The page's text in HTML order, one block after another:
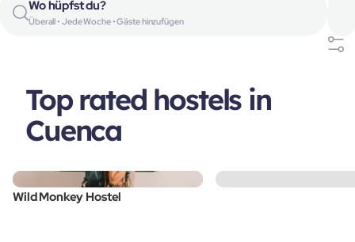
Wo hüpfst du?
Überall • Jede Woche • Gäste hinzufügen
Top rated hostels in
Cuenca
Wild Monkey Hostel